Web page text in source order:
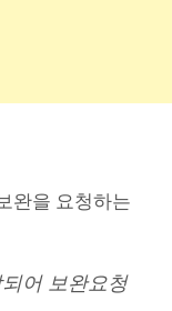
완을 요청하는
어 보완요청